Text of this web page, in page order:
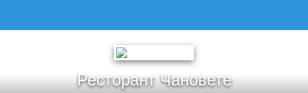
Ресторант Чановете